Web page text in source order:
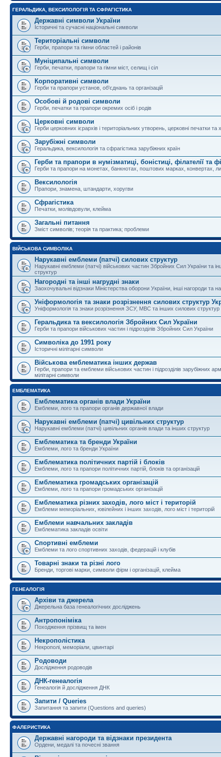
ГЕРАЛЬДИКА, ВЕКСИЛОЛОГІЯ ТА СФРАГІСТИКА
Державні символи України
Історичні та сучасні національні символи
Територіальні символи
Герби, прапори та гімни областей і районів
Муніципальні символи
Герби, печатки, прапори та гімни міст, селищ і сіл
Корпоративні символи
Герби та прапори установ, об'єднань та організацій
Особові й родові символи
Герби, печатки та прапори окремих осіб і родів
Церковні символи
Герби церковних ієрархів і територіальних утворень, церковні печатки та
Зарубіжні символи
Геральдика, вексилологія та сфрагістика зарубіжних країн
Герби та прапори в нумізматиці, боністиці, філателії та
Герби та прапори на монетах, банкнотах, поштових марках, конвертах,
Вексилологія
Прапори, знамена, штандарти, хоругви
Сфрагістика
Печатки, молівдовули, клейма
Загальні питання
Зміст символів; теорія та практика; проблеми
ВІЙСЬКОВА СИМВОЛІКА
Нарукавні емблеми (патчі) силових структур
Нарукавні емблеми (патчі) військових частин Збройних Сил України та
структур
Нагородні та інші нагрудні знаки
Заохочувальні відзнаки Міністерства оборони України, інші нагороди та
Уніформологія та знаки розрізнення силових структур
Уніформологія та знаки розрізнення ЗСУ, МВС та інших силових структур
Геральдика та вексилологія Збройних Сил України
Герби та прапори військових частин і підрозділів Збройних Сил України
Символіка до 1991 року
Історичні мілітарні символи
Військова емблематика інших держав
Герби, прапори та емблеми військових частин і підрозділів зарубіжних
мілітарні символи
ЕМБЛЕМАТИКА
Емблематика органів влади України
Емблеми, лого та прапори органів державної влади
Нарукавні емблеми (патчі) цивільних структур
Нарукавні емблеми (патчі) цивільних органів влади та інших структур
Емблематика та бренди України
Емблеми, лого та бренди України
Емблематика політичних партій і блоків
Емблеми, лого та прапори політичних партій, блоків та організацій
Емблематика громадських організацій
Емблеми, лого та прапори громадських організацій
Емблематика різних заходів, лого міст і територій
Емблеми меморіальних, ювілейних і інших заходів, лого міст і територій
Емблеми навчальних закладів
Емблематика закладів освіти
Спортивні емблеми
Емблеми та лого спортивних заходів, федерацій і клубів
Товарні знаки та різні лого
Бренди, торгові марки, символи фірм і організацій, клейма
ГЕНЕАЛОГІЯ
Архіви та джерела
Джерельна база генеалогічних досліджень
Антропоніміка
Походження прізвищ та імен
Некрополістика
Некрополі, меморіали, цвинтарі
Родоводи
Дослідження родоводів
ДНК-генеалогія
Генеалогія й дослідження ДНК
Запити / Queries
Запитання та запити (Questions and queries)
ФАЛЕРИСТИКА
Державні нагороди та відзнаки президента
Ордени, медалі та почесні звання